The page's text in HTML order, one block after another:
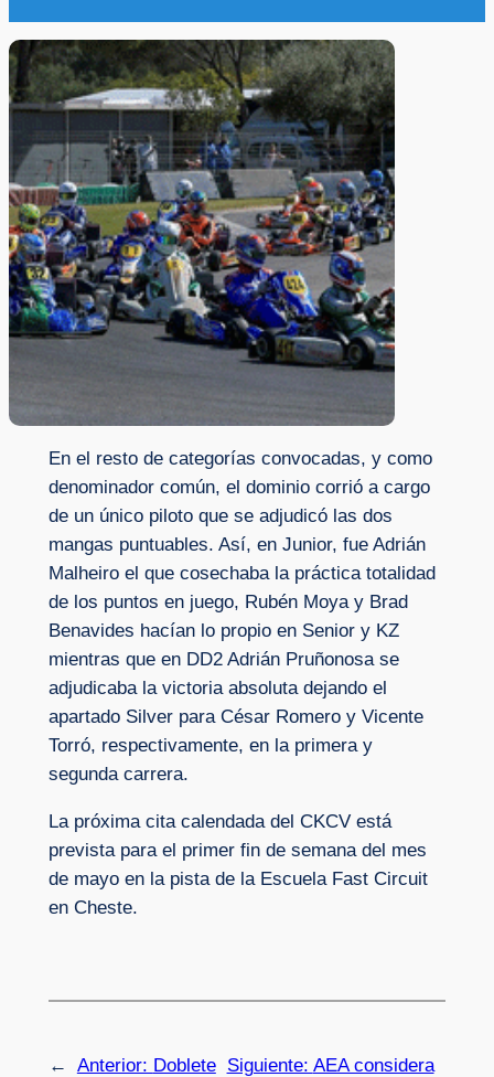
En el resto de categorías convocadas, y como
denominador común, el dominio corrió a cargo
de un único piloto que se adjudicó las dos
mangas puntuables. Así, en Junior, fue Adrián
Malheiro el que cosechaba la práctica totalidad
de los puntos en juego, Rubén Moya y Brad
Benavides hacían lo propio en Senior y KZ
mientras que en DD2 Adrián Pruñonosa se
adjudicaba la victoria absoluta dejando el
apartado Silver para César Romero y Vicente
Torró, respectivamente, en la primera y
segunda carrera.
La próxima cita calendada del CKCV está
prevista para el primer fin de semana del mes
de mayo en la pista de la Escuela Fast Circuit
en Cheste.
← Anterior: Doblete Siguiente: AEA considera